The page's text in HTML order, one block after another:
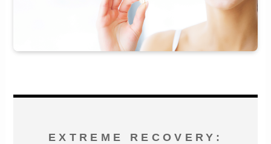
EXTREME RECOVERY: